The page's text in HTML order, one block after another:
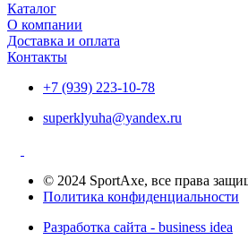
Каталог
О компании
Доставка и оплата
Контакты
+7 (939) 223-10-78
superklyuha@yandex.ru
© 2024 SportAxe, все права
Политика конфиденциальности
Разработка сайта - business idea